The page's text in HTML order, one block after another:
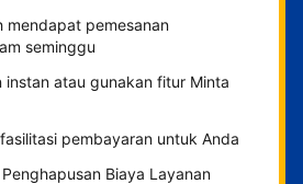
mendapat pemesanan
seminggu
instan atau gunakan fitur Minta
pembayaran untuk Anda
Biaya Layanan